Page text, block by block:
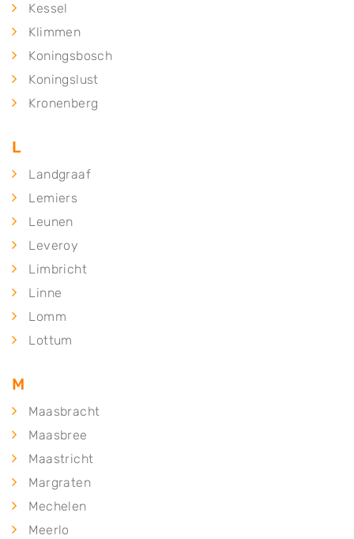
Kessel
Klimmen
Koningsbosch
Koningslust
Kronenberg
L
Landgraaf
Lemiers
Leunen
Leveroy
Limbricht
Linne
Lomm
Lottum
M
Maasbracht
Maasbree
Maastricht
Margraten
Mechelen
Meerlo